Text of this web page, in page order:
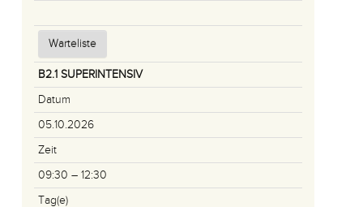
Warteliste
B2.1 SUPERINTENSIV
Datum
05.10.2026
Zeit
09:30 – 12:30
Tag(e)